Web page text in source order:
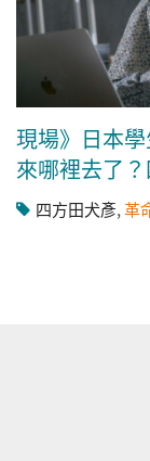
現場》日本
來哪裡去了
四方田犬彥,革